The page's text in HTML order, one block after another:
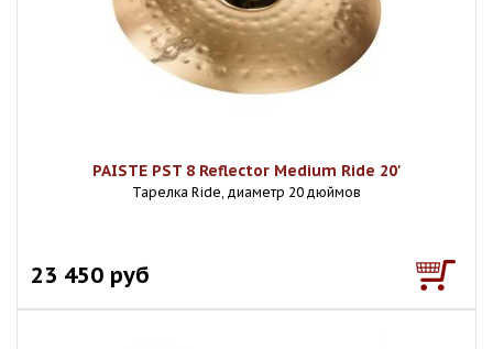
PAISTE PST 8 Reflector Medium Ride 20'
Тарелка Ride, диаметр 20 дюймов
23 450 руб